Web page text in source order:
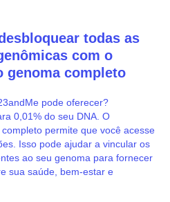
todas as
com o
genoma completo
pode oferecer?
0,01% do seu DNA. O
permite que você acesse
Isso pode ajudar a vincular os
ao seu genoma para fornecer
sua saúde, bem-estar e